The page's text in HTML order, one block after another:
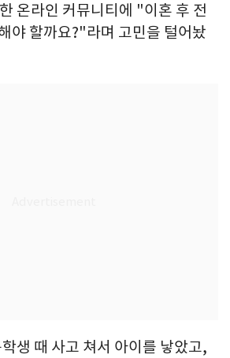
온라인 커뮤니티에 "이혼 후 전
야 할까요?"라며 고민을 털어놨
생 때 사고 쳐서 아이를 낳았고,